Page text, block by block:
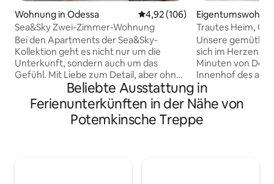
Wohnung in Odessa Durchschnittliche Bewertung:
4,92 (106)
Sea&Sky Zwei-Zimmer-Wohnung
Bei den Apartments der Sea&Sky-
Kollektion geht es nicht nur um die
Unterkunft, sondern auch um das
Gefühl. Mit Liebe zum Detail, aber ohne
Übertreibung. Nur das Licht, der Raum
und die Skyline, die sich ins Meer
auflösen. Das Hotel liegt in der 18. Etage
in der Wohnanlage "9 Pearl", am
sa
Trautes Heim,
von Odessa :)
Unsere
sich im Herzen
Minuten von
Innenhof des
Eine gut
grünen Bäumen
Kaffee genießen
können. Die
Beliebte Ausstattung in
Ferienunterkünften in der Nähe von
Potemkinsche Treppe